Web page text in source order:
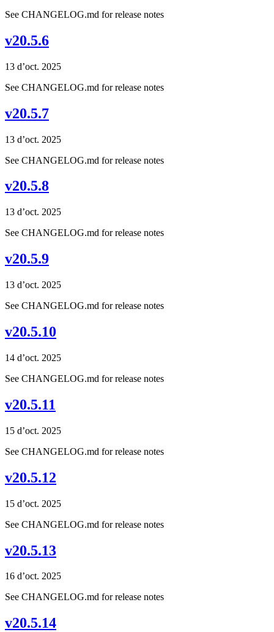
See CHANGELOG.md for release notes
v20.5.6
13 d’oct. 2025
See CHANGELOG.md for release notes
v20.5.7
13 d’oct. 2025
See CHANGELOG.md for release notes
v20.5.8
13 d’oct. 2025
See CHANGELOG.md for release notes
v20.5.9
13 d’oct. 2025
See CHANGELOG.md for release notes
v20.5.10
14 d’oct. 2025
See CHANGELOG.md for release notes
v20.5.11
15 d’oct. 2025
See CHANGELOG.md for release notes
v20.5.12
15 d’oct. 2025
See CHANGELOG.md for release notes
v20.5.13
16 d’oct. 2025
See CHANGELOG.md for release notes
v20.5.14